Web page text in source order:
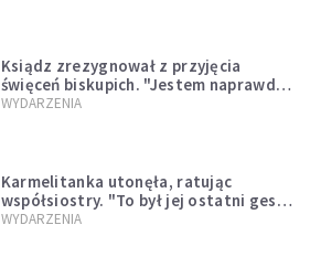
Ksiądz zrezygnował z przyjęcia
święceń biskupich. "Jestem naprawdę
niegodny"
WYDARZENIA
Karmelitanka utonęła, ratując
współsiostry. "To był jej ostatni gest
miłości"
WYDARZENIA